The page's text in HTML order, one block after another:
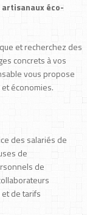
artisanaux éco-
et recherchez des
concrets à vos
vous propose
économies.
des salariés de
de
de
de tarifs